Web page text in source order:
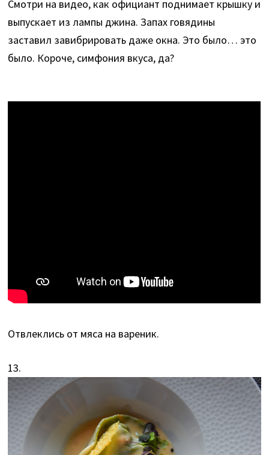
Смотри на видео, как официант поднимает крышку и
выпускает из лампы джина. Запах говядины
заставил завибрировать даже окна. Это было… это
было. Короче, симфония вкуса, да?
Отвлеклись от мяса на вареник.
13.